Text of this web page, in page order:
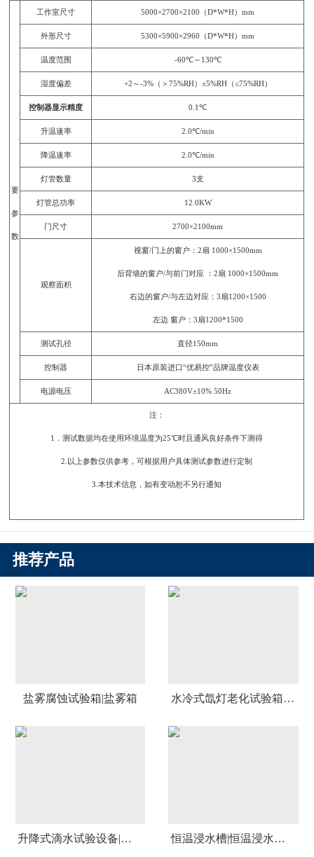
要
参
数
工作室尺寸 5000×2700×2100（D*W*H）mm
外形尺寸 5300×5900×2960（D*W*H）mm
温度范围 -60℃～130℃
湿度偏差 +2～-3%（＞75%RH）±5%RH（≤75%RH）
控制器显示精度 0.1℃
升温速率 2.0℃/min
降温速率 2.0℃/min
灯管数量 3支
灯管总功率 12.0KW
门尺寸 2700×2100mm
观察面积
视窗/门上的窗户：2扇 1000×1500mm
后背墙的窗户/与前门对应 ：2扇 1000×1500mm
右边的窗户/与左边对应：3扇1200×1500
左边 窗户：3扇1200*1500
测试孔径 直径150mm
控制器 日本原装进口“优易控”品牌温度仪表
电源电压 AC380V±10% 50Hz
注：
1．测试数据均在使用环境温度为25℃时且通风良好条件下测得
2.以上参数仅供参考，可根据用户具体测试参数进行定制
3.本技术信息，如有变动恕不另行通知
推荐产品
盐雾腐蚀试验箱|盐雾箱 水冷式氙灯老化试验箱|氙
升降式滴水试验设备|可升 恒温浸水槽|恒温浸水试验